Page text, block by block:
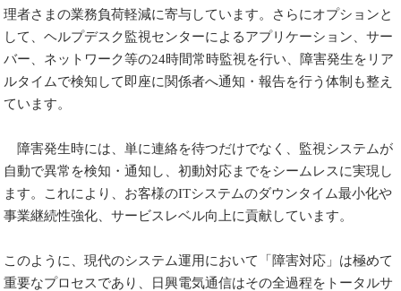
理者さまの業務負荷軽減に寄与しています。さらにオプションと
して、ヘルプデスク監視センターによるアプリケーション、サー
バー、ネットワーク等の24時間常時監視を行い、障害発生をリア
ルタイムで検知して即座に関係者へ通知・報告を行う体制も整え
ています。
障害発生時には、単に連絡を待つだけでなく、監視システムが
自動で異常を検知・通知し、初動対応までをシームレスに実現し
ます。これにより、お客様のITシステムのダウンタイム最小化や
事業継続性強化、サービスレベル向上に貢献しています。
このように、現代のシステム運用において「障害対応」は極めて
重要なプロセスであり、日興電気通信はその全過程をトータルサ